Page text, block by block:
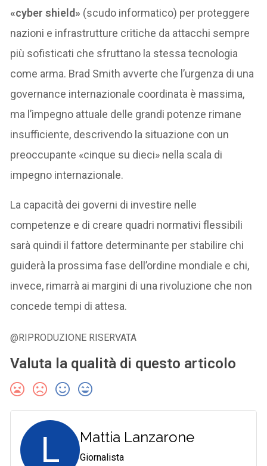
«cyber shield» (scudo informatico) per proteggere
nazioni e infrastrutture critiche da attacchi sempre
più sofisticati che sfruttano la stessa tecnologia
come arma. Brad Smith avverte che l’urgenza di una
governance internazionale coordinata è massima,
ma l’impegno attuale delle grandi potenze rimane
insufficiente, descrivendo la situazione con un
preoccupante «cinque su dieci» nella scala di
impegno internazionale.
La capacità dei governi di investire nelle
competenze e di creare quadri normativi flessibili
sarà quindi il fattore determinante per stabilire chi
guiderà la prossima fase dell’ordine mondiale e chi,
invece, rimarrà ai margini di una rivoluzione che non
concede tempi di attesa.
@RIPRODUZIONE RISERVATA
Valuta la qualità di questo articolo
L Mattia Lanzarone
Giornalista